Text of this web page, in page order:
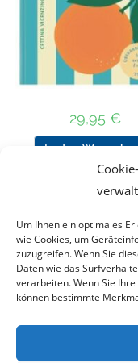
Um Ihnen ein optimales
wie Cookies, um
zuzugreifen. Wenn Sie
Daten wie das
verarbeiten. Wenn Sie
können bestimmte
29,95 €
In den
Nach Preis filtern
Kategorie
auswählen